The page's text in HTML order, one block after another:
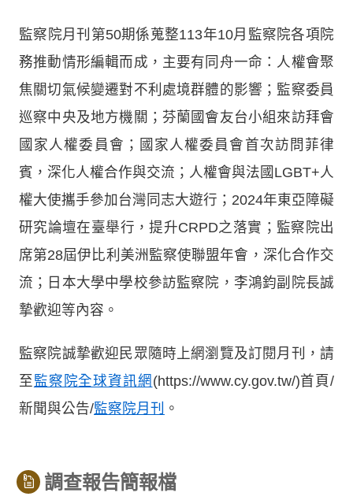
監察院月刊第50期係蒐整113年10月監察院各項院
務推動情形編輯而成，主要有同舟一命：人權會聚
焦關切氣候變遷對不利處境群體的影響；監察委員
巡察中央及地方機關；芬蘭國會友台小組來訪拜會
國家人權委員會；國家人權委員會首次訪問菲律
賓，深化人權合作與交流；人權會與法國LGBT+人
權大使攜手參加台灣同志大遊行；2024年東亞障礙
研究論壇在臺舉行，提升CRPD之落實；監察院出
席第28屆伊比利美洲監察使聯盟年會，深化合作交
流；日本大學中學校參訪監察院，李鴻鈞副院長誠
摯歡迎等內容。
監察院誠摯歡迎民眾隨時上網瀏覽及訂閱月刊，請
至 監察院全球資訊網 (https://www.cy.gov.tw/)首頁/
新聞與公告/監察院月刊 。
調查報告簡報檔